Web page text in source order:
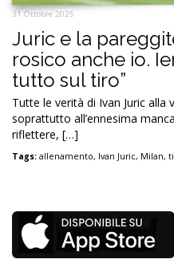
31 Ottobre 2025
Juric e la
rosico anche io.
tutto sul tiro”
Tutte le verità di Ivan Juric alla
soprattutto all’ennesima
riflettere, […]
Tags: allenamento, Ivan Juric, Milan,